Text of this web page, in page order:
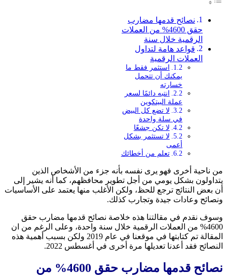
نصائح قدمها مضارب
حقق 4600% من العملات
الرقمية خلال سنة
قواعد هامة لتداول
العملات الرقمية
استثمر فقط ما
يمكنك أن تتحمل
خسارته
انتبه دائمًا لسعر
عملة البيتكوين
لا تضع كل البيض
في سلة واحدة
لا تكن جشعًا
لا تستثمر بشكل
أعمى
تعلم من أخطائك
من ناحية أخرى فهو يرى نفسه بأنه جزء من الأشخاص الذين
يتداولون بشكل يومي من أجل تطوير محافظهم، كما أنه يشير إلى
أن بعض النتائج ترجع للحظ، ولكن الأغلب منها يعتمد على الأساسيات
ونصائح وعادات جيدة وتجارب كذلك.
وسوف نقدم في مقالتنا هذه خلاصة نصائح قدمها مضارب حقق
4600% من العملات الرقمية خلال سنة واحدة، وعلى الرغم من ان
المقالة تم كتابتها في موقعنا في عام 2019 ولكن بسبب أهمية هذه
النصائح فقد أعدنا تعديلها مرة أخرى في أغسطس 2022.
نصائح قدمها مضارب حقق 4600% من